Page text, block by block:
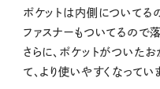
ポケットは内側についてる
ファスナーもついてるので
さらに、ポケットがついた
て、より使いやすくなってい